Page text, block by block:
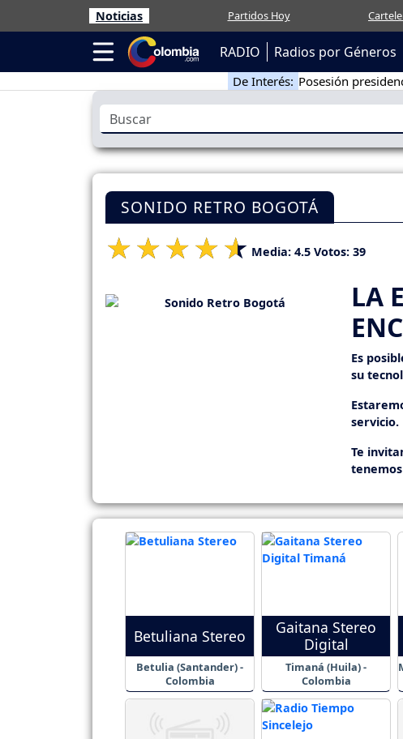
Noticias Partidos Hoy
RADIO Radios por Géneros
De Interés: Posesión
SONIDO RETRO BOGOTÁ
Media: 4.5 Votos: 39
LA
Es
su
servicio.
Te
Betuliana Stereo
Betulia (Santander) -
Colombia
Gaitana Stereo
Digital
Timaná (Huila) -
Colombia